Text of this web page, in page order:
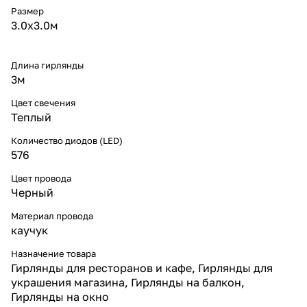
полную влагозащиту и
долговечность.
* Соединяемая конструкция —
* Энергоэффективность —
яркий свет при низком
Надёжность и конструкция
Светодиодная сетка выполнена
стандартам и рассчитана на
срок службы до 30 000 часов.
делают свечение
выразительным, а двойная
гарантируют герметичность
контактов. Секция легко
соединяется с другими, образуя
крупные световые полотна для
фасадов, крыш или деревьев.
Для чего используют уличные
сетки
* Подсветка фасадов зданий и
Размер
3.0х3.0м
Длина гирлянды
3м
Цвет свечения
Теплый
Количество диодов (LED)
576
Цвет провода
Черный
Материал провода
каучук
Назначение товара
Гирлянды для ресторанов и кафе, Гирлянды для
украшения магазина, Гирлянды на балкон,
Гирлянды на окно